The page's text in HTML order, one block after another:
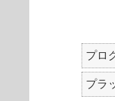
プロ
プラ